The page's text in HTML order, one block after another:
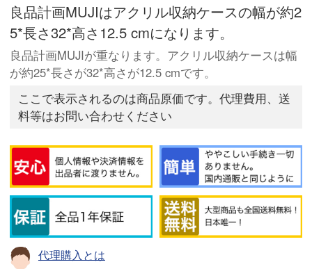
良品計画MUJIはアクリル収納ケースの幅が約2
5*長さ32*高さ12.5 cmになります。
良品計画MUJIが重なります。アクリル収納ケースは幅
が約25*長さが32*高さが12.5 cmです。
ここで表示されるのは商品原価です。代理費用、送
料等はお問い合わせください
代理購入とは